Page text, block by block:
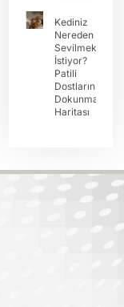
Kediniz
Nereden
Sevilmek
İstiyor?
Patili
Dostların
Dokunma
Haritası